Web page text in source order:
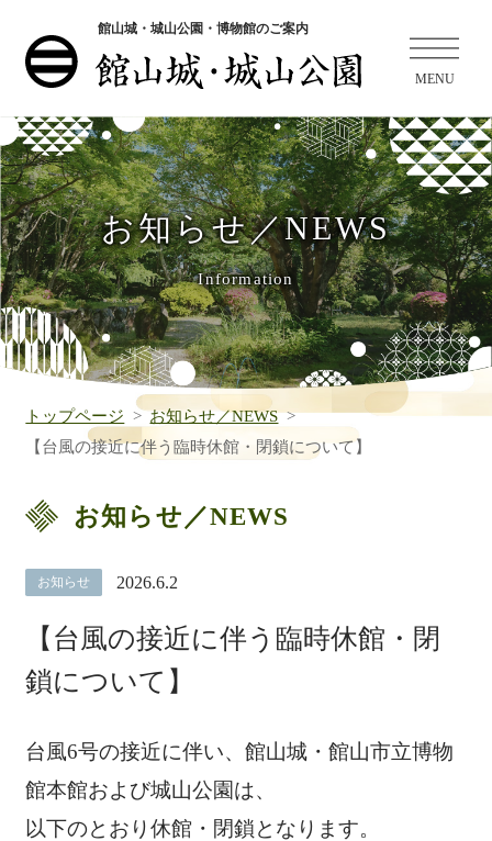
館山城・城山公園・博物館のご案内
お知らせ／NEWS
Information
トップページ
お知らせ／NEWS
【台風の接近に伴う臨時休館・閉鎖について】
お知らせ／NEWS
お知らせ 2026.6.2
【台風の接近に伴う臨時休館・閉
鎖について】
台風6号の接近に伴い、館山城・館山市立博物
館本館および城山公園は、
以下のとおり休館・閉鎖となります。